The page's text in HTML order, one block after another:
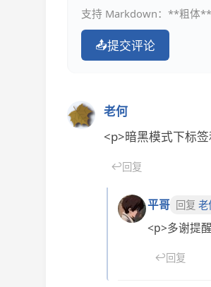
支持 Markdown：**粗体
📤提交评论
老何
<p>暗黑模式下标
↩回复
平哥 回复 老
<p>多谢提
↩回复